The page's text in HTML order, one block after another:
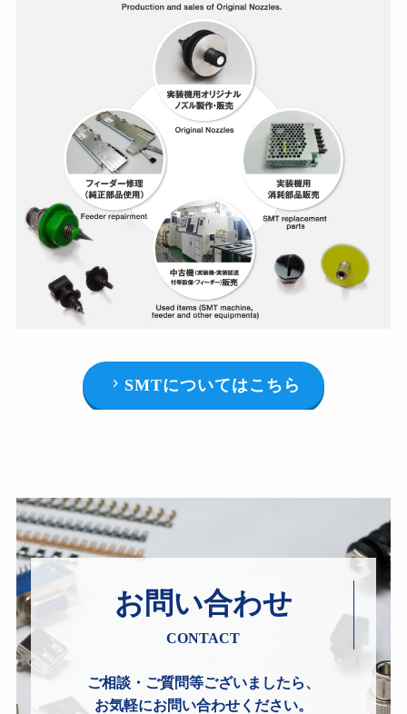
SMTについてはこちら
お問い合わせ
CONTACT
ご相談・ご質問等ございましたら、
お気軽にお問い合わせください。